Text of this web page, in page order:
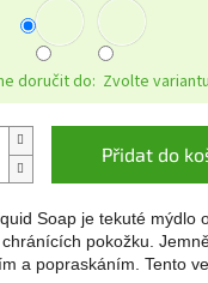
doručit do: Zvolte variantu
Přidat do
Soap je tekuté mýdlo
pokožku.
a popraskáním. Tento